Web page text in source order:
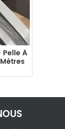
Pelle À